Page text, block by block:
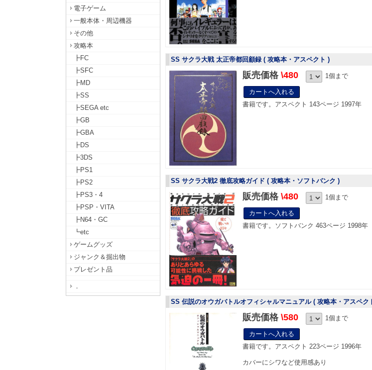
電子ゲーム
一般本体・周辺機器
その他
攻略本
┣FC
┣SFC
┣MD
┣SS
┣SEGA etc
┣GB
┣GBA
┣DS
┣3DS
┣PS1
┣PS2
┣PS3・4
┣PSP・VITA
┣N64・GC
┗etc
ゲームグッズ
ジャンク＆掘出物
プレゼント品
．
SS サクラ大戦 太正帝都回顧録 ( 攻略本・アスペクト )
販売価格 \480 1個まで
書籍です。アスペクト 143ページ 1997年
SS サクラ大戦2 徹底攻略ガイド ( 攻略本・ソフトバンク )
販売価格 \480 1個まで
書籍です。ソフトバンク 463ページ 1998年
SS 伝説のオウガバトルオフィシャルマニュアル ( 攻略本・アスペク
販売価格 \580 1個まで
書籍です。アスペクト 223ページ 1996年
カバーにシワなど使用感あり